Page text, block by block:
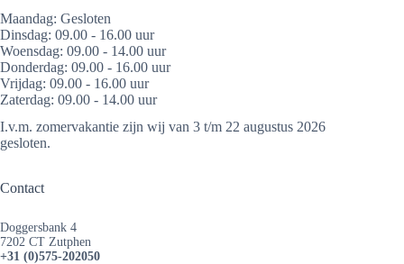
Maandag: Gesloten
Dinsdag: 09.00 - 16.00 uur
Woensdag: 09.00 - 14.00 uur
Donderdag: 09.00 - 16.00 uur
Vrijdag: 09.00 - 16.00 uur
Zaterdag: 09.00 - 14.00 uur
I.v.m. zomervakantie zijn wij van 3 t/m 22 augustus 2026
gesloten.
Contact
Doggersbank 4
7202 CT Zutphen
+31 (0)575-202050